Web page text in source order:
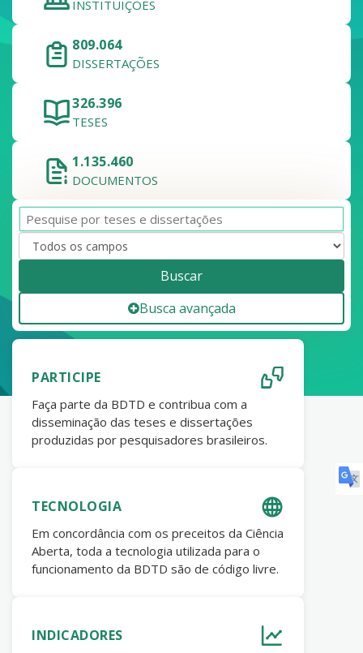
INSTITUIÇÕES
809.064
DISSERTAÇÕES
326.396
TESES
1.135.460
DOCUMENTOS
Buscar
Busca avançada
PARTICIPE
Faça parte da BDTD e contribua com a
disseminação das teses e dissertações
produzidas por pesquisadores brasileiros.
TECNOLOGIA
Em concordância com os preceitos da Ciência
Aberta, toda a tecnologia utilizada para o
funcionamento da BDTD são de código livre.
INDICADORES